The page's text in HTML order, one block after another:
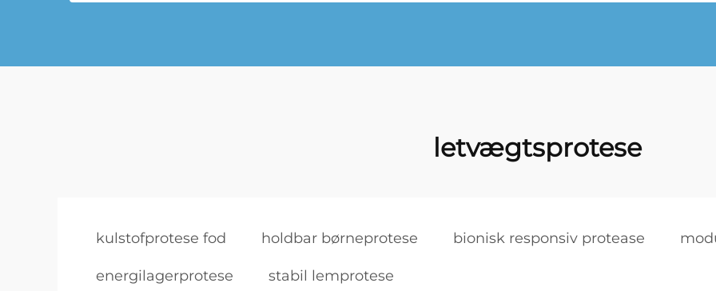
letvægtsprotese
kulstofprotese fod holdbar børneprotese bionisk responsiv protease
energilagerprotese stabil lemprotese